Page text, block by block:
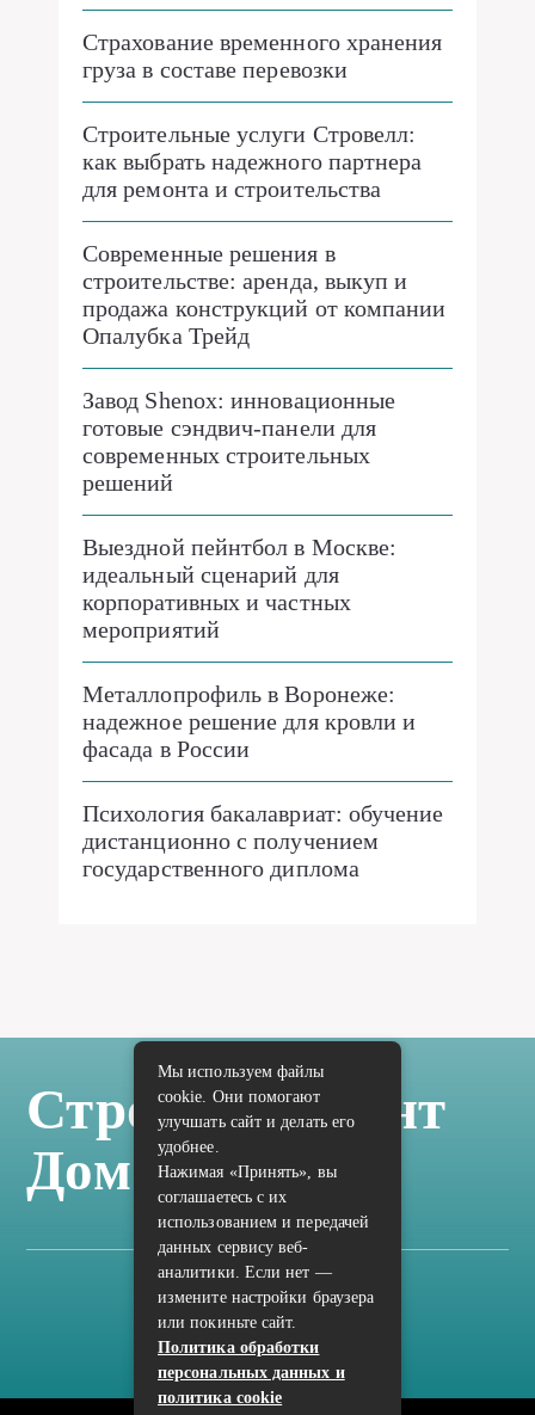
Страхование временного хранения
груза в составе перевозки
Строительные услуги Стровелл:
как выбрать надежного партнера
для ремонта и строительства
Современные решения в
строительстве: аренда, выкуп и
продажа конструкций от компании
Опалубка Трейд
Завод Shenox: инновационные
готовые сэндвич-панели для
современных строительных
решений
Выездной пейнтбол в Москве:
идеальный сценарий для
корпоративных и частных
мероприятий
Металлопрофиль в Воронеже:
надежное решение для кровли и
фасада в России
Психология бакалавриат: обучение
дистанционно с получением
государственного диплома
Стройка Ремонт
Дом Отделка
Карта сайта
Политика конфиденциальности
Мы используем файлы
cookie. Они помогают
улучшать сайт и делать его
удобнее.
Нажимая «Принять», вы
соглашаетесь с их
использованием и передачей
данных сервису веб-
аналитики. Если нет —
измените настройки браузера
или покиньте сайт.
Политика обработки
персональных данных и
политика cookie